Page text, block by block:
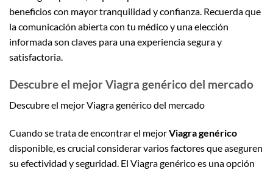
beneficios con mayor tranquilidad y confianza. Recuerda que
la comunicación abierta con tu médico y una elección
informada son claves para una experiencia segura y
satisfactoria.
Descubre el mejor Viagra genérico del mercado
Descubre el mejor Viagra genérico del mercado
Cuando se trata de encontrar el mejorViagra genérico
disponible, es crucial considerar varios factores que aseguren
su efectividad y seguridad. El Viagra genérico es una opción